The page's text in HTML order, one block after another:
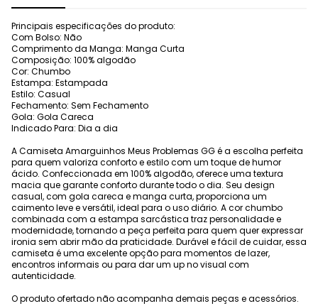
Principais especificações do produto:
Com Bolso: Não
Comprimento da Manga: Manga Curta
Composição: 100% algodão
Cor: Chumbo
Estampa: Estampada
Estilo: Casual
Fechamento: Sem Fechamento
Gola: Gola Careca
Indicado Para: Dia a dia
A Camiseta Amarguinhos Meus Problemas GG é a escolha perfeita
para quem valoriza conforto e estilo com um toque de humor
ácido. Confeccionada em 100% algodão, oferece uma textura
macia que garante conforto durante todo o dia. Seu design
casual, com gola careca e manga curta, proporciona um
caimento leve e versátil, ideal para o uso diário. A cor chumbo
combinada com a estampa sarcástica traz personalidade e
modernidade, tornando a peça perfeita para quem quer expressar
ironia sem abrir mão da praticidade. Durável e fácil de cuidar, essa
camiseta é uma excelente opção para momentos de lazer,
encontros informais ou para dar um up no visual com
autenticidade.
O produto ofertado não acompanha demais peças e acessórios.